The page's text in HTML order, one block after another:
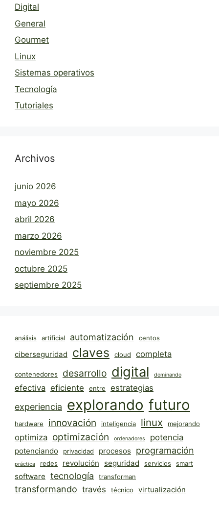
Digital
General
Gourmet
Linux
Sistemas operativos
Tecnología
Tutoriales
Archivos
junio 2026
mayo 2026
abril 2026
marzo 2026
noviembre 2025
octubre 2025
septiembre 2025
análisis artificial automatización centos
ciberseguridad claves cloud completa
contenedores desarrollo digital dominando
efectiva eficiente entre estrategias
experiencia explorando futuro
hardware innovación inteligencia linux mejorando
optimiza optimización ordenadores potencia
potenciando privacidad procesos programación
práctica redes revolución seguridad servicios smart
software tecnología transforman
transformando través técnico virtualización